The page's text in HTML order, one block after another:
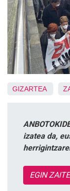
GIZARTEA
izatea da,
EGIN